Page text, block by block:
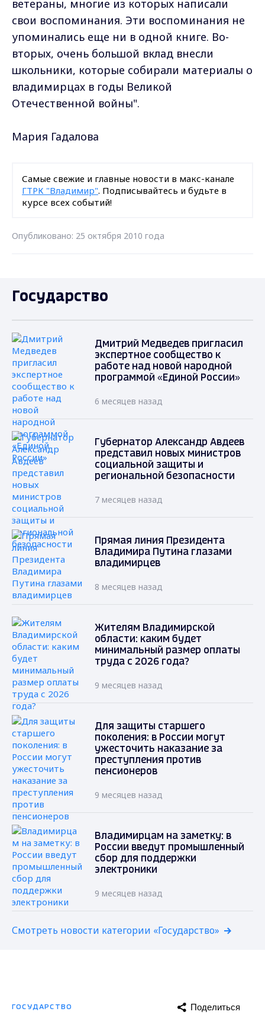
ветераны, многие из которых написали
свои воспоминания. Эти воспоминания не
упоминались еще ни в одной книге. Во-
вторых, очень большой вклад внесли
школьники, которые собирали материалы о
владимирцах в годы Великой
Отечественной войны".
Мария Гадалова
Самые свежие и главные новости в макс-канале
ГТРК "Владимир". Подписывайтесь и будьте в
курсе всех событий!
Опубликовано: 25 октября 2010 года
Государство
Дмитрий Медведев пригласил
экспертное сообщество к
работе над новой народной
программой «Единой России»
6 месяцев назад
Губернатор Александр Авдеев
представил новых министров
социальной защиты и
региональной безопасности
7 месяцев назад
Прямая линия Президента
Владимира Путина глазами
владимирцев
8 месяцев назад
Жителям Владимирской
области: каким будет
минимальный размер оплаты
труда с 2026 года?
9 месяцев назад
Для защиты старшего
поколения: в России могут
ужесточить наказание за
преступления против
пенсионеров
9 месяцев назад
Владимирцам на заметку: в
России введут промышленный
сбор для поддержки
электроники
9 месяцев назад
Смотреть новости категории «Государство»
ГОСУДАРСТВО Поделиться